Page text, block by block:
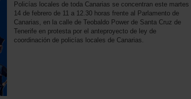
Policías locales de toda Canarias se concentran este martes
14 de febrero de 11 a 12.30 horas frente al Parlamento de
Canarias, en la calle de Teobaldo Power de Santa Cruz de
Tenerife en protesta por el anteproyecto de ley de
coordinación de policías locales de Canarias.